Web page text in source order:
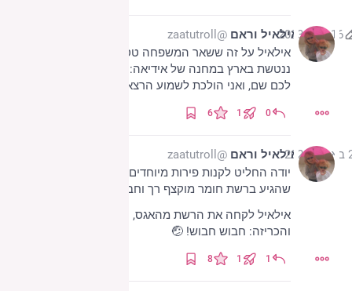
16 ביוני 2023 אילאיל וראם @zaatutroll
לכם שם, ואני הולכת לשמוע הרצאות על אריסטוּס…
0
1
6
אילאיל וראם @zaatutroll
שהגיע ברשת חומר מוקצף רך וחבושים.
והכריזה: חבוש חבוש! 🤕
1
1
8